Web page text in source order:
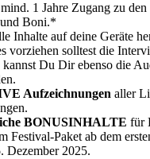
1 Jahre Zugang zu
Boni.*
Inhalte auf deine Geräte
vorziehen solltest die
kannst Du Dir ebenso die
Aufzeichnungen aller
BONUSINHALTE für
Festival-Paket ab dem
Dezember 2025.